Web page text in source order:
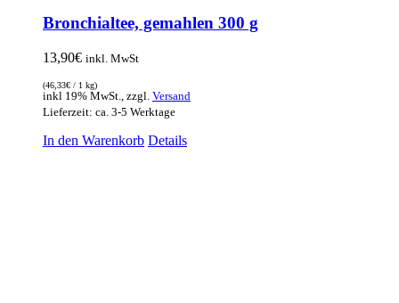
Bronchialtee, gemahlen 300 g
13,90€ inkl. MwSt
(46,33€ / 1 kg)
inkl 19% MwSt., zzgl. Versand
Lieferzeit: ca. 3-5 Werktage
In den Warenkorb Details